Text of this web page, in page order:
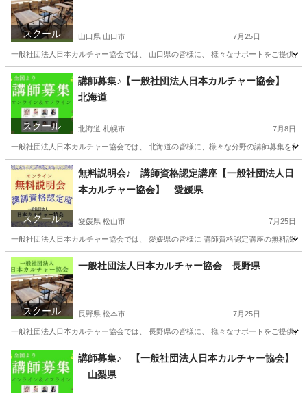
スクール 山口県 山口市 7月25日
一般社団法人日本カルチャー協会では、 山口県の皆様に、 様々なサポートをご提供
山口 山口市 その他 オンライン
スクール
講師募集♪【一般社団法人日本カルチャー協会】
北海道
北海道 札幌市 7月8日
一般社団法人日本カルチャー協会では、 北海道の皆様に、様々な分野の講師募集を
北海道 札幌市 その他 オンライン
スクール
無料説明会♪ 講師資格認定講座【一般社団法人日
本カルチャー協会】 愛媛県
愛媛県 松山市 7月25日
一般社団法人日本カルチャー協会では、 愛媛県の皆様に 講師資格認定講座の無料説
愛媛 松山市 資格 カルチャー
スクール
一般社団法人日本カルチャー協会 長野県
長野県 松本市 7月25日
一般社団法人日本カルチャー協会では、 長野県の皆様に、 様々なサポートをご提供
長野 松本市 その他 オンライン
講師募集♪ 【一般社団法人日本カルチャー協会】
山梨県